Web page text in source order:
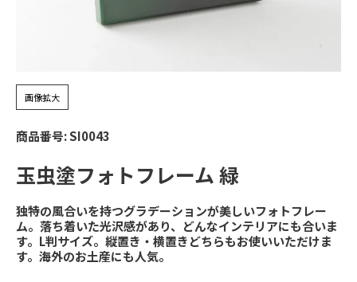
画像拡大
商品番号 SI0043
独特の風合いを持つグラデーションが美しいフォトフレー
ム。落ち着いた光沢感があり、どんなインテリアにも合いま
す。L判サイズ。縦置き・横置きどちらもお使いいただけま
す。海外のお土産にも人気。
玉虫塗フォトフレーム 緑